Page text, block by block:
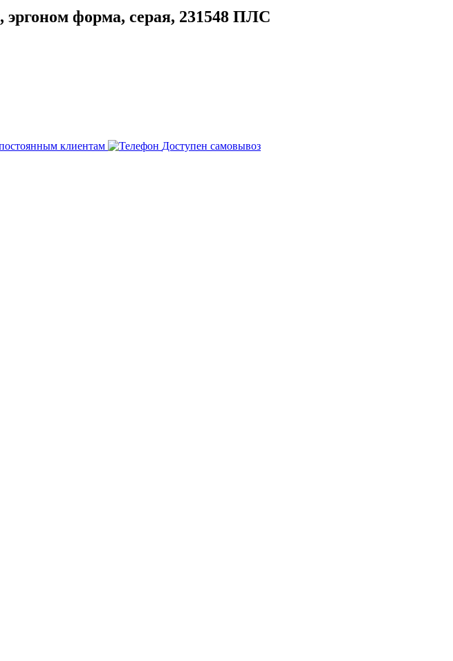
форма, серая, 231548 ПЛС
клиентам Доступен самовывоз